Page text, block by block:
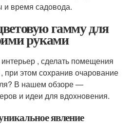
и время садовода.
гамму для
руками
, сделать помещения
при этом сохранив очарование
В нашем обзоре —
и идеи для вдохновения.
явление